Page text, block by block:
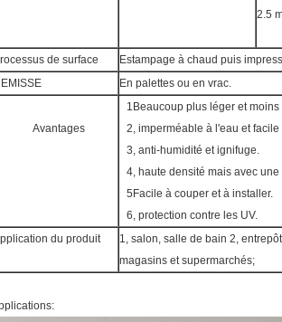
2.5
de surface
Estampage à chaud puis
En palettes ou en vrac.
Avantages
1Beaucoup plus léger et
2, imperméable à l'eau et facile
3, anti-humidité et ignifuge.
4, haute densité mais avec
5Facile à couper et à installer.
6, protection contre les UV.
du produit
1, salon, salle de bain 2,
magasins et supermarchés;